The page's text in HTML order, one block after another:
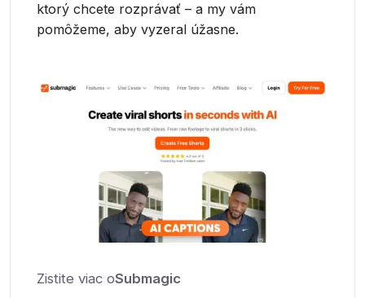
ktorý chcete rozprávať – a my vám
pomôžeme, aby vyzeral úžasne.
Zistite viac oSubmagic